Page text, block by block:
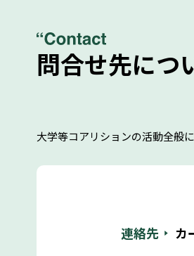
問合せ先につ
大学等コアリションの活動全般
連絡先 カ